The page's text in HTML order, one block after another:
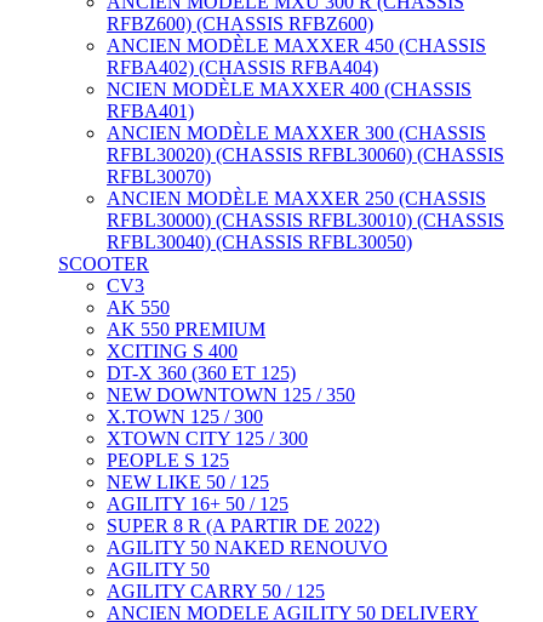
RFBZ600) (CHASSIS RFBZ600)
ANCIEN MODÈLE MAXXER 450 (CHASSIS
RFBA402) (CHASSIS RFBA404)
NCIEN MODÈLE MAXXER 400 (CHASSIS
RFBA401)
ANCIEN MODÈLE MAXXER 300 (CHASSIS
RFBL30020) (CHASSIS RFBL30060) (CHASSIS
RFBL30070)
ANCIEN MODÈLE MAXXER 250 (CHASSIS
RFBL30000) (CHASSIS RFBL30010) (CHASSIS
RFBL30040) (CHASSIS RFBL30050)
SCOOTER
CV3
AK 550
AK 550 PREMIUM
XCITING S 400
DT-X 360 (360 ET 125)
NEW DOWNTOWN 125 / 350
X.TOWN 125 / 300
XTOWN CITY 125 / 300
PEOPLE S 125
NEW LIKE 50 / 125
AGILITY 16+ 50 / 125
SUPER 8 R (A PARTIR DE 2022)
AGILITY 50 NAKED RENOUVO
AGILITY 50
AGILITY CARRY 50 / 125
ANCIEN MODELE AGILITY 50 DELIVERY